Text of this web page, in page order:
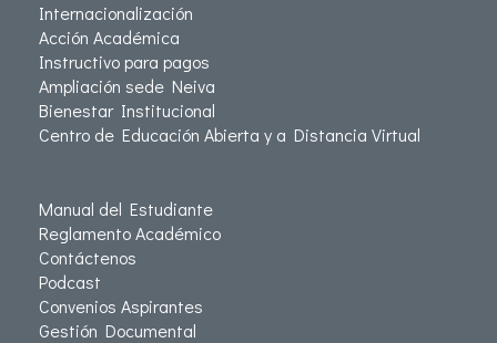
Internacionalización
Acción Académica
Instructivo para pagos
Ampliación sede Neiva
Bienestar Institucional
Centro de Educación Abierta y a Distancia Virtual
Manual del Estudiante
Reglamento Académico
Contáctenos
Podcast
Convenios Aspirantes
Gestión Documental